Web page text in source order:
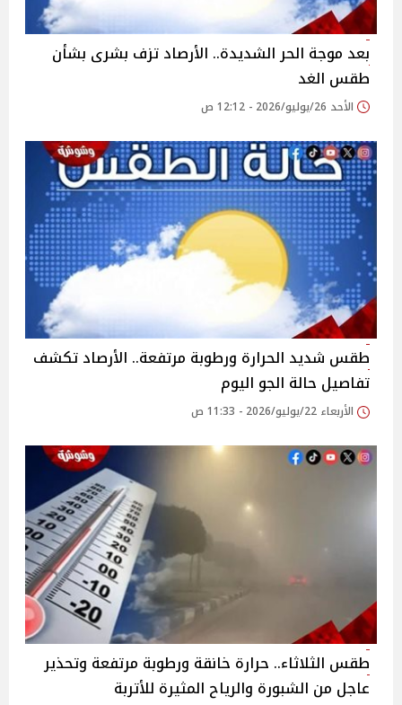
بعد موجة الحر الشديدة.. الأرصاد تزف بشرى بشأن
طقس الغد
الأحد 26/يوليو/2026 - 12:12 ص
طقس شديد الحرارة ورطوبة مرتفعة.. الأرصاد تكشف
تفاصيل حالة الجو اليوم
الأربعاء 22/يوليو/2026 - 11:33 ص
طقس الثلاثاء.. حرارة خانقة ورطوبة مرتفعة وتحذير
عاجل من الشبورة والرياح المثيرة للأتربة